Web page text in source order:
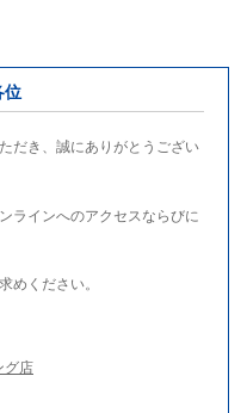
位
だき、誠にありがとうござい
ラインへのアクセスならびに
めください。
グ店